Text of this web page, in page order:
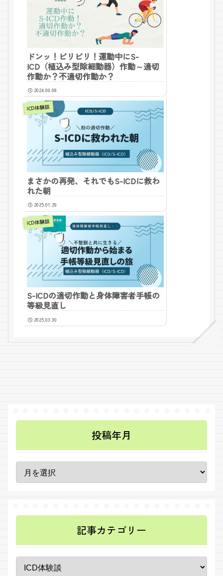
ドンッ！ビリビリ！運動中にS-
ICD（植込み型除細動器）作動～適切
作動か？不適切作動か？
2024.09.08
ICD体験談
まさかの再発、それでもS-ICDに救わ
れた朝
2025.01.29
ICD体験談
S-ICDの適切作動と身体障害者手帳の
等級見直し
2025.03.30
投稿年月
記事カテゴリー